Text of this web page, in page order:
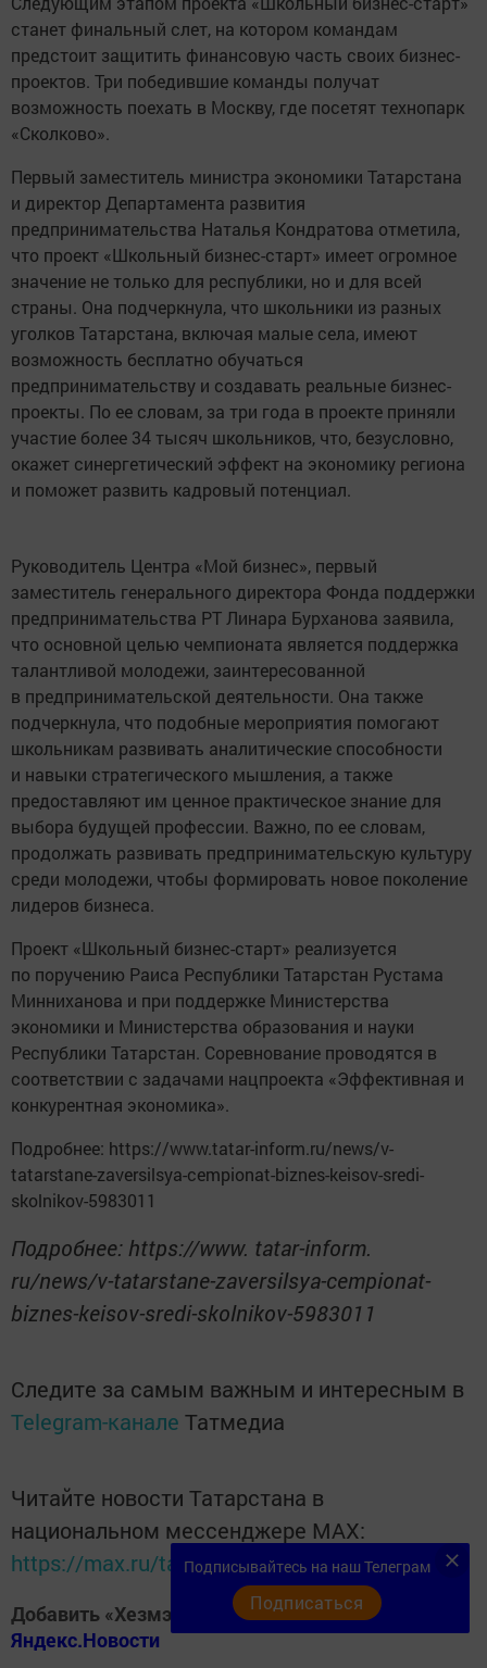
станет финальный слет, на котором командам
предстоит защитить финансовую часть своих бизнес-
проектов. Три победившие команды получат
возможность поехать в Москву, где посетят технопарк
«Сколково».
Первый заместитель министра экономики Татарстана
и директор Департамента развития
предпринимательства Наталья Кондратова отметила,
что проект «Школьный бизнес-старт» имеет огромное
значение не только для республики, но и для всей
страны. Она подчеркнула, что школьники из разных
уголков Татарстана, включая малые села, имеют
возможность бесплатно обучаться
предпринимательству и создавать реальные бизнес-
проекты. По ее словам, за три года в проекте приняли
участие более 34 тысяч школьников, что, безусловно,
окажет синергетический эффект на экономику региона
и поможет развить кадровый потенциал.
Руководитель Центра «Мой бизнес», первый
заместитель генерального директора Фонда поддержки
предпринимательства РТ Линара Бурханова заявила,
что основной целью чемпионата является поддержка
талантливой молодежи, заинтересованной
в предпринимательской деятельности. Она также
подчеркнула, что подобные мероприятия помогают
школьникам развивать аналитические способности
и навыки стратегического мышления, а также
предоставляют им ценное практическое знание для
выбора будущей профессии. Важно, по ее словам,
продолжать развивать предпринимательскую культуру
среди молодежи, чтобы формировать новое поколение
лидеров бизнеса.
Проект «Школьный бизнес-старт» реализуется
по поручению Раиса Республики Татарстан Рустама
Минниханова и при поддержке Министерства
экономики и Министерства образования и науки
Республики Татарстан. Соревнование проводятся в
соответствии с задачами нацпроекта «Эффективная и
конкурентная экономика».
Подробнее: https://www.tatar-inform.ru/news/v-
tatarstane-zaversilsya-cempionat-biznes-keisov-sredi-
skolnikov-5983011
Подробнее: https://www. tatar-inform.
ru/news/v-tatarstane-zaversilsya-cempionat-
biznes-keisov-sredi-skolnikov-5983011
Следите за самым важным и интересным в
Telegram-канале Татмедиа
Читайте новости Татарстана в
национальном мессенджере MАХ:
https://max.ru/tatmedia
Добавить «Хезмэт даны» («Трудовая слава») в
Яндекс.Новости
Подписывайтесь на наш Телеграм
Подписаться